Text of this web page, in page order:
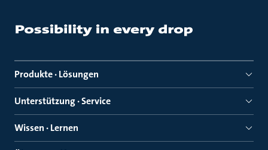
Produkte · Lösungen
Unterstützung · Service
Wissen · Lernen